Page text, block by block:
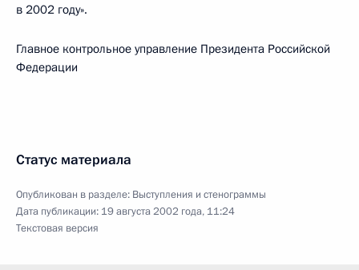
в 2002 году».
Главное контрольное управление Президента Российской
Федерации
Статус материала
Опубликован в разделе: Выступления и стенограммы
Дата публикации: 19 августа 2002 года, 11:24
Текстовая версия